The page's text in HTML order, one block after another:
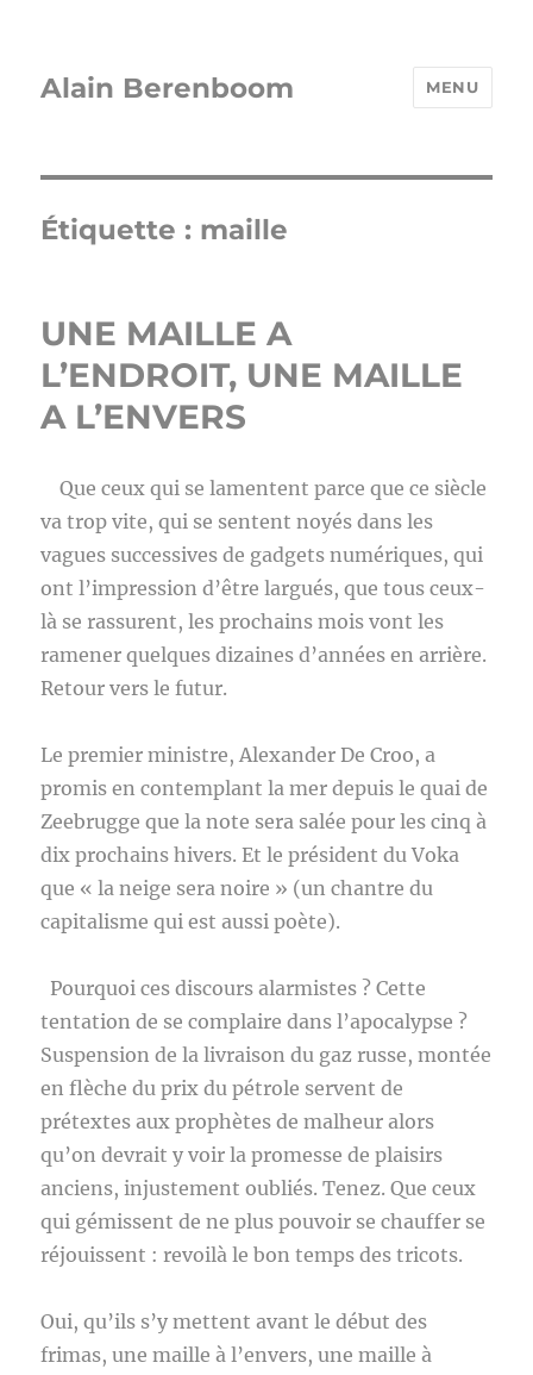
Alain Berenboom MENU
Étiquette : maille
UNE MAILLE A
L’ENDROIT, UNE MAILLE
A L’ENVERS
Que ceux qui se lamentent parce que ce siècle
va trop vite, qui se sentent noyés dans les
vagues successives de gadgets numériques, qui
ont l’impression d’être largués, que tous ceux-
là se rassurent, les prochains mois vont les
ramener quelques dizaines d’années en arrière.
Retour vers le futur.
Le premier ministre, Alexander De Croo, a
promis en contemplant la mer depuis le quai de
Zeebrugge que la note sera salée pour les cinq à
dix prochains hivers. Et le président du Voka
que « la neige sera noire » (un chantre du
capitalisme qui est aussi poète).
Pourquoi ces discours alarmistes ? Cette
tentation de se complaire dans l’apocalypse ?
Suspension de la livraison du gaz russe, montée
en flèche du prix du pétrole servent de
prétextes aux prophètes de malheur alors
qu’on devrait y voir la promesse de plaisirs
anciens, injustement oubliés. Tenez. Que ceux
qui gémissent de ne plus pouvoir se chauffer se
réjouissent : revoilà le bon temps des tricots.
Oui, qu’ils s’y mettent avant le début des
frimas, une maille à l’envers, une maille à